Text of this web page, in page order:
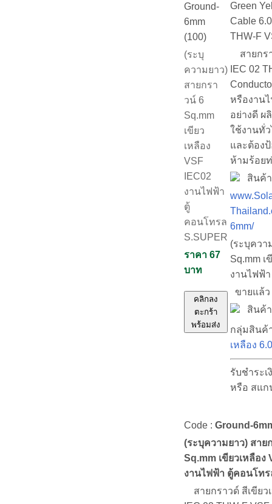
Ground-
6mm
(100)
(ระบุ
ความยาว)
สายกรา
วน์ 6
Sq.mm
เขียว
เหลือง
VSF
IEC02
งานไฟฟ้า
ตู้
คอนโทรล
S.SUPER
ราคา 67
บาท
คลิกลง
ตะกร้า
พร้อมส่ง
Green
Cable
THW-F
สายกรา
IEC 02
หรืองาน
อย่างดี ผ
ใช้งานทั่ว
และต้อง
ห้ามร้อย
สินค้า
6mm/
(ระบุควา
Sq.mm เ
งานไฟฟ้
ขายแล้
สินค้า
กลุ่มสินค้
เหลือง
รับชำระ
หรือ สแก
Code : Ground-
(ระบุความยาว) สาย
Sq.mm เขียวเหลือง
งานไฟฟ้า ตู้คอนโทร
สายกราวด์ สีเขียว